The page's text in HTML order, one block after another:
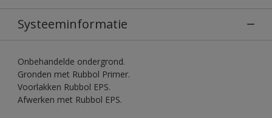
Systeeminformatie
Onbehandelde ondergrond.
Gronden met Rubbol Primer.
Voorlakken Rubbol EPS.
Afwerken met Rubbol EPS.